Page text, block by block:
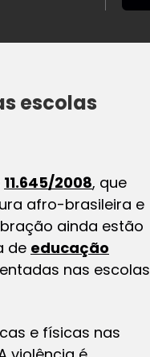
escolas
11.645/2008, que
afro-brasileira e
ainda estão
de educação
nas escolas
e físicas nas